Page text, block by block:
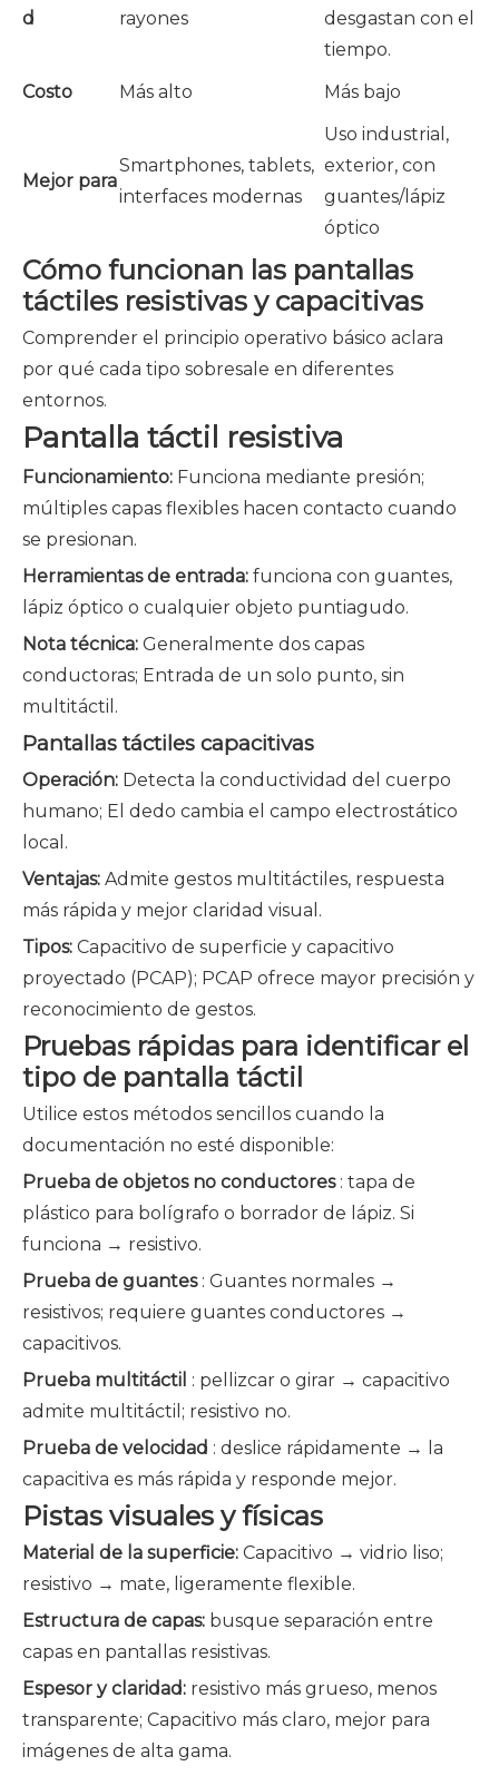
d
rayones
desgastan con el
tiempo.
Costo
Más alto Más bajo
Mejor para
Smartphones, tablets,
interfaces modernas
Uso industrial,
exterior, con
guantes/lápiz
óptico
Cómo funcionan las pantallas
táctiles resistivas y capacitivas
Comprender el principio operativo básico aclara
por qué cada tipo sobresale en diferentes
entornos.
Pantalla táctil resistiva
Funcionamiento: Funciona mediante presión;
múltiples capas flexibles hacen contacto cuando
se presionan.
Herramientas de entrada: funciona con guantes,
lápiz óptico o cualquier objeto puntiagudo.
Nota técnica: Generalmente dos capas
conductoras; Entrada de un solo punto, sin
multitáctil.
Pantallas táctiles capacitivas
Operación: Detecta la conductividad del cuerpo
humano; El dedo cambia el campo electrostático
local.
Ventajas: Admite gestos multitáctiles, respuesta
más rápida y mejor claridad visual.
Tipos: Capacitivo de superficie y capacitivo
proyectado (PCAP); PCAP ofrece mayor precisión y
reconocimiento de gestos.
Pruebas rápidas para identificar el
tipo de pantalla táctil
Utilice estos métodos sencillos cuando la
documentación no esté disponible:
Prueba de objetos no conductores : tapa de
plástico para bolígrafo o borrador de lápiz. Si
funciona → resistivo.
Prueba de guantes : Guantes normales →
resistivos; requiere guantes conductores →
capacitivos.
Prueba multitáctil : pellizcar o girar → capacitivo
admite multitáctil; resistivo no.
Prueba de velocidad : deslice rápidamente → la
capacitiva es más rápida y responde mejor.
Pistas visuales y físicas
Material de la superficie: Capacitivo → vidrio liso;
resistivo → mate, ligeramente flexible.
Estructura de capas: busque separación entre
capas en pantallas resistivas.
Espesor y claridad: resistivo más grueso, menos
transparente; Capacitivo más claro, mejor para
imágenes de alta gama.